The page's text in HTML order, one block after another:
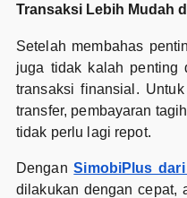
Transaksi Lebih Mudah
Setelah membahas
juga tidak kalah penting
transaksi finansial.
transfer, pembayaran
tidak perlu lagi repot.
DenganSimobiPlus
dilakukan dengan cepat,